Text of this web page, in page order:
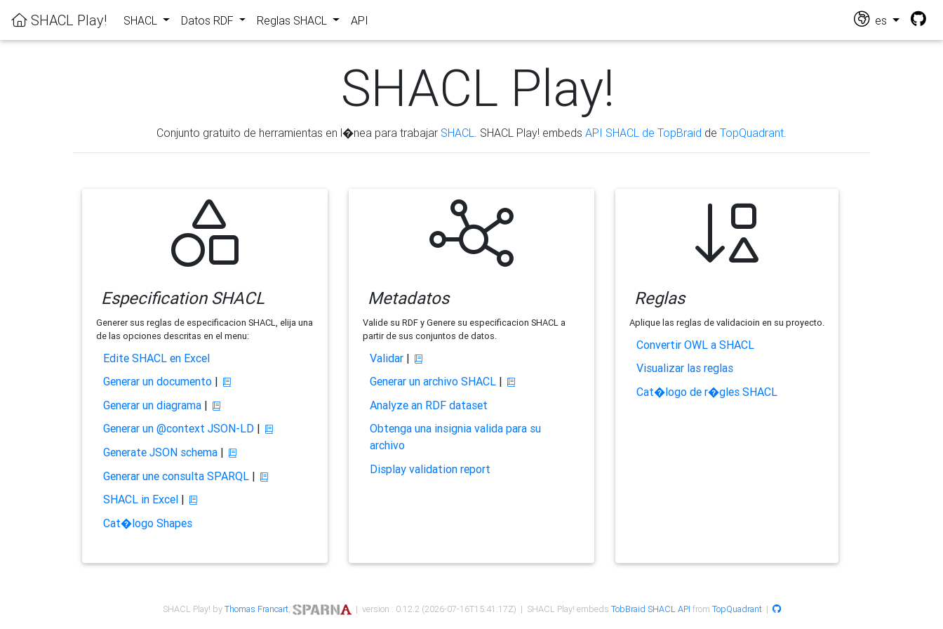
SHACL Play! SHACL Datos RDF Reglas SHACL API es
SHACL Play!
Conjunto gratuito de herramientas en l�nea para trabajar SHACL . SHACL Play! embeds API SHACL de TopBraid de TopQuadrant
Especification SHACL
Generer sus reglas de especificacion SHACL, elija una
de las opciones descritas en el menu:
Edite SHACL en Excel
Generar un documento|
Generar un diagrama|
Generar un @context JSON-LD|
Generate JSON schema|
Generar une consulta SPARQL|
SHACL in Excel|
Cat�logo Shapes
Metadatos
Valide su RDF y Genere su especificacion SHACL a
partir de sus conjuntos de datos.
Validar|
Generar un archivo SHACL|
Analyze an RDF dataset
Obtenga una insignia valida para su
archivo
Display validation report
Reglas
Aplique las reglas de validacioin en su proyecto.
Convertir OWL a SHACL
Visualizar las reglas
Cat�logo de r�gles SHACL
SHACL Play! byThomas Francart, | version : 0.12.2 (2026-07-16T15:41:17Z) | SHACL Play! embeds TobBraid SHACL API from TopQuadrant|